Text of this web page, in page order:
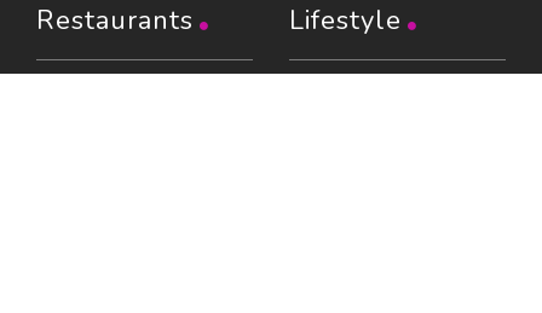
Restaurants Lifestyle